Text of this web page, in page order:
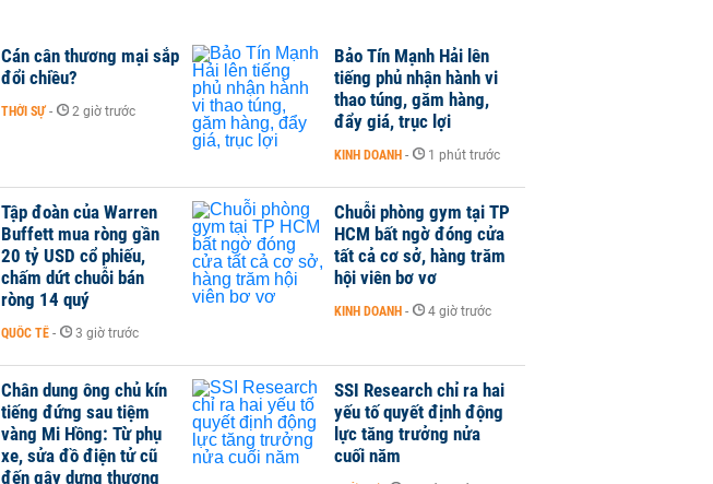
Cán cân thương mại sắp
đổi chiều?
THỜI SỰ - 2 giờ trước
Bảo Tín Mạnh Hải lên
tiếng phủ nhận hành vi
thao túng, găm hàng,
đẩy giá, trục lợi
KINH DOANH - 1 phút trước
Tập đoàn của Warren
Buffett mua ròng gần
20 tỷ USD cổ phiếu,
chấm dứt chuỗi bán
ròng 14 quý
QUỐC TẾ - 3 giờ trước
Chuỗi phòng gym tại TP
HCM bất ngờ đóng cửa
tất cả cơ sở, hàng trăm
hội viên bơ vơ
KINH DOANH - 4 giờ trước
Chân dung ông chủ kín
tiếng đứng sau tiệm
vàng Mi Hồng: Từ phụ
xe, sửa đồ điện tử cũ
đến gây dựng thương
SSI Research chỉ ra hai
yếu tố quyết định động
lực tăng trưởng nửa
cuối năm